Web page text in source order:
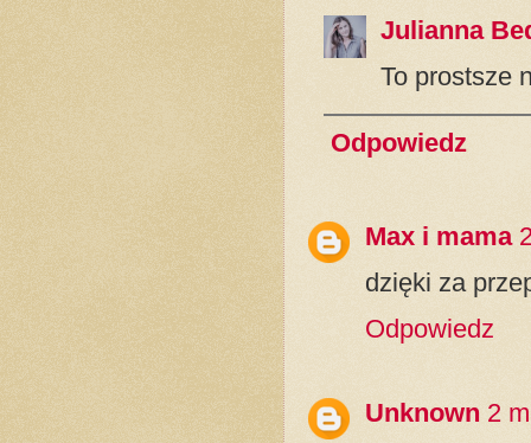
Julianna
To prostsze
Odpowiedz
Max i mama
dzięki za
Odpowiedz
Unknown 2